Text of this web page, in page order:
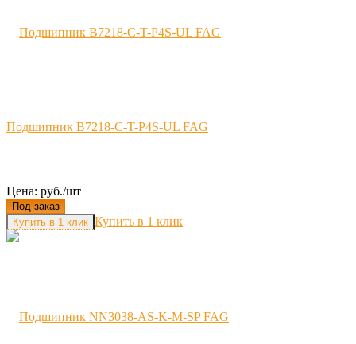
Подшипник B7218-C-T-P4S-UL FAG
Цена: руб./шт
Под заказ
Купить в 1 клик